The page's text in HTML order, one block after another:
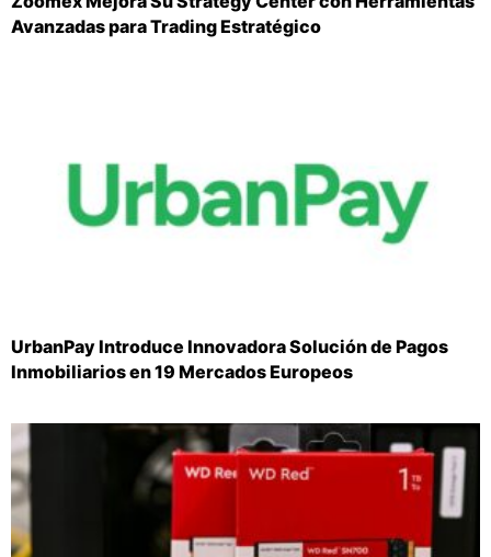
Avanzadas para Trading Estratégico
UrbanPay Introduce Innovadora Solución de Pagos
Inmobiliarios en 19 Mercados Europeos